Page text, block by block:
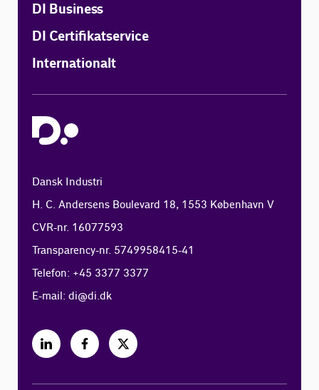
DI Business
DI Certifikatservice
Internationalt
Dansk Industri
H. C. Andersens Boulevard 18, 1553 København V
CVR-nr. 16077593
Transparency-nr. 5749958415-41
Telefon: +45 3377 3377
E-mail:di@di.dk